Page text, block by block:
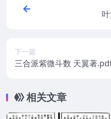
下一篇
三合派紫微斗数 天翼著
相关文章